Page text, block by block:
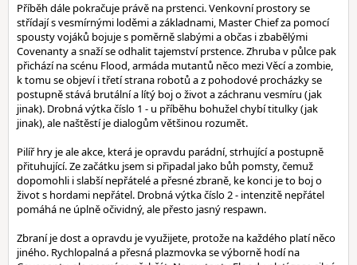
Příběh dále pokračuje právě na prstenci. Venkovní prostory se
střídají s vesmírnými loděmi a základnami, Master Chief za pomocí
spousty vojáků bojuje s poměrně slabými a občas i zbabělými
Covenanty a snaží se odhalit tajemství prstence. Zhruba v půlce pak
přichází na scénu Flood, armáda mutantů něco mezi Věcí a zombie,
k tomu se objeví i třetí strana robotů a z pohodové procházky se
postupně stává brutální a lítý boj o život a záchranu vesmíru (jak
jinak). Drobná výtka číslo 1 - u příběhu bohužel chybí titulky (jak
jinak), ale naštěstí je dialogům většinou rozumět.
Pilíř hry je ale akce, která je opravdu parádní, strhující a postupně
přituhující. Ze začátku jsem si připadal jako bůh pomsty, čemuž
dopomohli i slabší nepřátelé a přesné zbraně, ke konci je to boj o
život s hordami nepřátel. Drobná výtka číslo 2 - intenzitě nepřátel
pomáhá ne úplně očividný, ale přesto jasný respawn.
Zbraní je dost a opravdu je využijete, protože na každého platí něco
jiného. Rychlopalná a přesná plazmovka se výborně hodí na